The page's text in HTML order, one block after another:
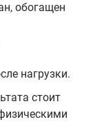
обогащен
нагрузки.
стоит